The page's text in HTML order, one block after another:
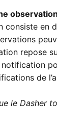
consiste en
repose
de
le Dasher